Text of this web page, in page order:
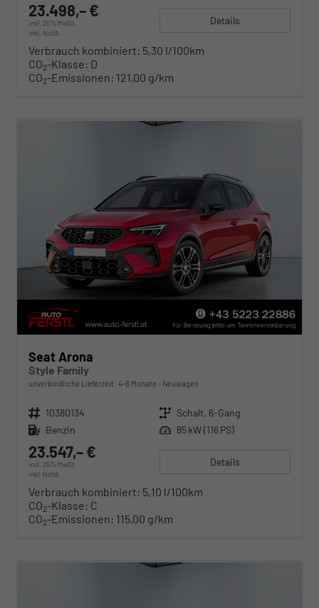
23.498,– €
incl. 20% MwSt.
inkl. NoVA
Details
Verbrauch kombiniert: 5,30 l/100km
CO2-Klasse: D
CO2-Emissionen: 121,00 g/km
Seat Arona
Style Family
unverbindliche Lieferzeit: 4-6 Monate Neuwagen
Fahrzeugnr. 10380134 Getriebe Schalt. 6-Gang
Kraftstoff Benzin Leistung 85 kW (116 PS)
23.547,– €
incl. 20% MwSt.
inkl. NoVA
Details
Verbrauch kombiniert: 5,10 l/100km
CO2-Klasse: C
CO2-Emissionen: 115,00 g/km